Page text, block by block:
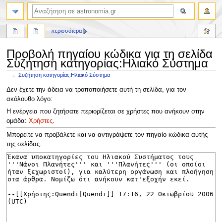
Προβολή πηγαίου κώδικα για τη σελίδα
Συζήτηση κατηγορίας:Ηλιακό Σύστημα
←Συζήτηση κατηγορίας:Ηλιακό Σύστημα
Πήδηση
στην
πλοήγηση
Πήδηση
στην
αναζήτηση
Δεν έχετε την άδεια να τροποποιήσετε αυτή τη σελίδα, για τον
ακόλουθο λόγο:
Η ενέργεια που ζητήσατε περιορίζεται σε χρήστες που ανήκουν στην
ομάδα: Χρήστες.
Μπορείτε να προβάλετε και να αντιγράψετε τον πηγαίο κώδικα αυτής
της σελίδας.
περισσότερα
αναζήτηση